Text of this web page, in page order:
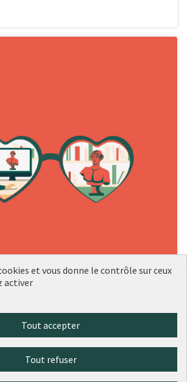
des panneaux d'information afin que
les évènements et
associations de son quartier.
de quartier et animation
et vous donne le contrôle sur ceux
activer
Tout accepter
Tout refuser